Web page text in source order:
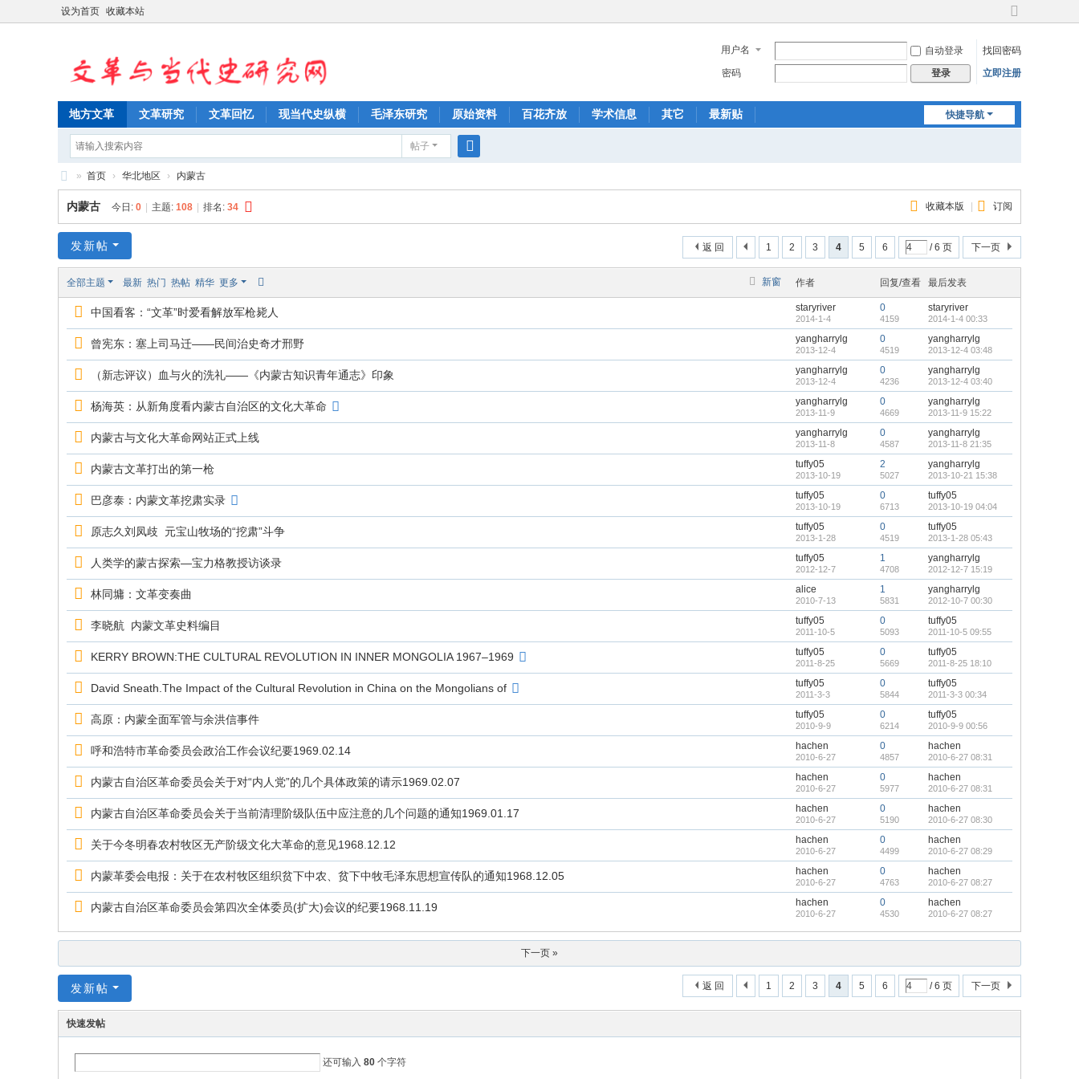
设为首页 收藏本站
切
到
宽
用户名 自动登录
找回密码
密码
登录 立即注册
快捷导航
地方文革 文革研究 文革回忆 现当代史纵横 毛泽东研究 原始资料 百花齐放 学术信息 其它 最新贴
帖子
索
文
革
当
究
» 首页 › 华北地区 › 内蒙古
收藏本版 订阅
内蒙古 今日: 0 主题: 108 排名: 34
1 2 3 4 5 6 / 6 页 下一页
返 回
发新帖
新窗
全部主题 最新 热门 热帖 精华 更多 作者 回复/查看 最后发表
中国看客：“文革”时爱看解放军枪毙人 staryriver
2014-1-4
0
4159
staryriver
2014-1-4 00:33
曾宪东：塞上司马迁——民间治史奇才邢野 yangharrylg
2013-12-4
0
4519
yangharrylg
2013-12-4 03:48
（新志评议）血与火的洗礼——《内蒙古知识青年通志》印象 yangharrylg
2013-12-4
0
4236
yangharrylg
2013-12-4 03:40
杨海英：从新角度看内蒙古自治区的文化大革命 yangharrylg
2013-11-9
0
4669
yangharrylg
2013-11-9 15:22
内蒙古与文化大革命网站正式上线 yangharrylg
2013-11-8
0
4587
yangharrylg
2013-11-8 21:35
内蒙古文革打出的第一枪 tuffy05
2013-10-19
2
5027
yangharrylg
2013-10-21 15:38
巴彦泰：内蒙文革挖肃实录 tuffy05
2013-10-19
0
6713
tuffy05
2013-10-19 04:04
原志久刘凤歧 元宝山牧场的“挖肃”斗争 tuffy05
2013-1-28
0
4519
tuffy05
2013-1-28 05:43
人类学的蒙古探索—宝力格教授访谈录 tuffy05
2012-12-7
1
4708
yangharrylg
2012-12-7 15:19
林同墉：文革变奏曲 alice
2010-7-13
1
5831
yangharrylg
2012-10-7 00:30
李晓航 内蒙文革史料编目 tuffy05
2011-10-5
0
5093
tuffy05
2011-10-5 09:55
KERRY BROWN:THE CULTURAL REVOLUTION IN INNER MONGOLIA 1967–1969 tuffy05
2011-8-25
0
5669
tuffy05
2011-8-25 18:10
David Sneath.The Impact of the Cultural Revolution in China on the Mongolians of tuffy05
2011-3-3
0
5844
tuffy05
2011-3-3 00:34
高原：内蒙全面军管与余洪信事件 tuffy05
2010-9-9
0
6214
tuffy05
2010-9-9 00:56
呼和浩特市革命委员会政治工作会议纪要1969.02.14 hachen
2010-6-27
0
4857
hachen
2010-6-27 08:31
内蒙古自治区革命委员会关于对“内人党”的几个具体政策的请示1969.02.07 hachen
2010-6-27
0
5977
hachen
2010-6-27 08:31
内蒙古自治区革命委员会关于当前清理阶级队伍中应注意的几个问题的通知1969.01.17 hachen
2010-6-27
0
5190
hachen
2010-6-27 08:30
关于今冬明春农村牧区无产阶级文化大革命的意见1968.12.12 hachen
2010-6-27
0
4499
hachen
2010-6-27 08:29
内蒙革委会电报：关于在农村牧区组织贫下中农、贫下中牧毛泽东思想宣传队的通知1968.12.05 hachen
2010-6-27
0
4763
hachen
2010-6-27 08:27
内蒙古自治区革命委员会第四次全体委员(扩大)会议的纪要1968.11.19 hachen
2010-6-27
0
4530
hachen
2010-6-27 08:27
下一页 »
1 2 3 4 5 6 / 6 页 下一页
返 回
发新帖
快速发帖
还可输入 80 个字符